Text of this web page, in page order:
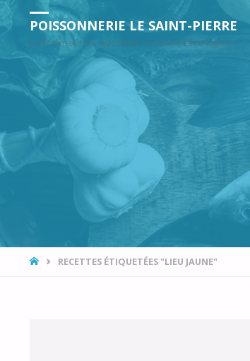
POISSONNERIE LE SAINT-PIERRE
La fraîcheur au quotidien à Saint-Pierre-Église
ACCUEIL
RECETTES ÉTIQUETÉES "LIEU JAUNE"